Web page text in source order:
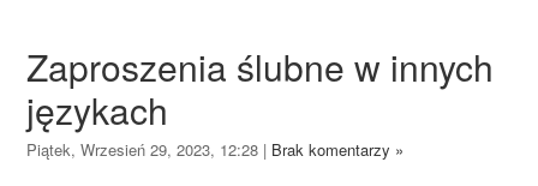
Zaproszenia ślubne w innych
językach
Piątek, Wrzesień 29, 2023, 12:28 | Brak komentarzy »